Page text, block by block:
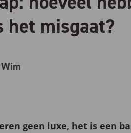
het misgaat?
geen luxe, het is een